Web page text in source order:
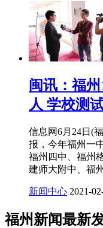
闽讯：福
人 学校测
信息网6月24日(
报，今年福州一
福州四中、福州
建师大附中、福
新闻中心 2021-
福州新闻最新